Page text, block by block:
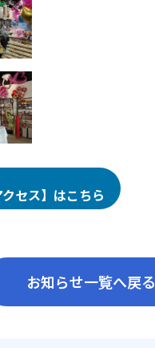
クセス】はこちら
お知らせ一覧へ戻る